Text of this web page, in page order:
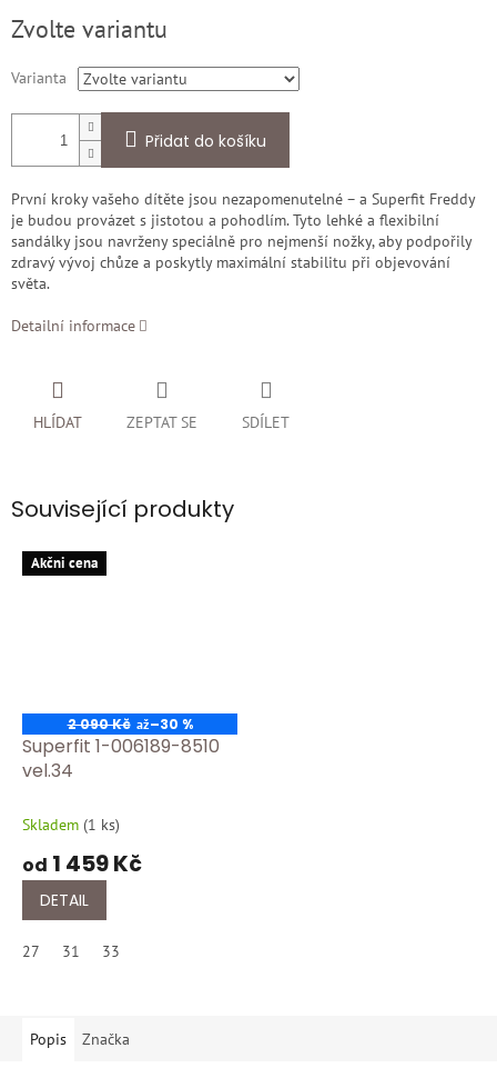
cena:
Zvolte variantu
Varianta
Přidat do košíku
První kroky vašeho dítěte jsou nezapomenutelné – a Superfit Freddy
je budou provázet s jistotou a pohodlím. Tyto lehké a flexibilní
sandálky jsou navrženy speciálně pro nejmenší nožky, aby podpořily
zdravý vývoj chůze a poskytly maximální stabilitu při objevování
světa.
Detailní informace
ZEPTAT SE
HLÍDAT SDÍLET
Související produkty
Akčni cena
2 090 Kč až–30 %
Superfit 1-006189-8510
vel.34
Skladem (1 ks)
od 1 459 Kč
DETAIL
27 31 33
Popis Značka